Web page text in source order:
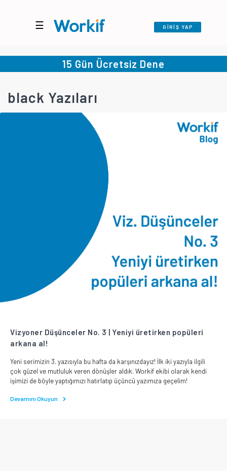
☰ GİRİŞ YAP
15 Gün Ücretsiz Dene
black Yazıları
Vizyoner Düşünceler No. 3 | Yeniyi üretirken popüleri
arkana al!
Yeni serimizin 3. yazısıyla bu hafta da karşınızdayız! İlk iki yazıyla ilgili
çok güzel ve mutluluk veren dönüşler aldık. Workif ekibi olarak kendi
işimizi de böyle yaptığımızı hatırlatıp üçüncü yazımıza geçelim!
Devamını Okuyun